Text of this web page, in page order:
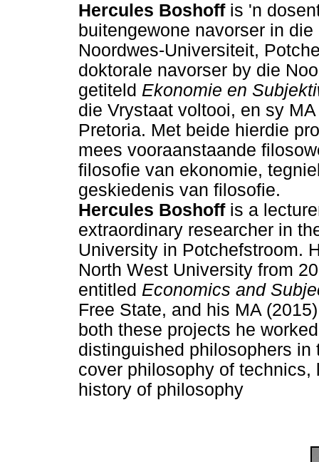
Hercules Boshoff is 'n
buitengewone navorser in
Noordwes-Universiteit,
doktorale navorser by die
getiteld Ekonomie en
die Vrystaat voltooi, en sy
Pretoria. Met beide hierdie
mees vooraanstaande
filosofie van ekonomie,
geskiedenis van filosofie.
Hercules Boshoff is a
extraordinary researcher in
University in Potchefstroom.
North West University from
entitled Economics and
Free State, and his MA
both these projects he
distinguished philosophers
cover philosophy of
history of philosophy